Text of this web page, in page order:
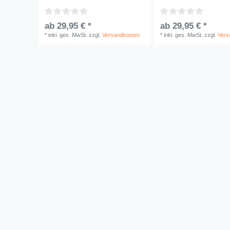
ab 29,95 € *
* inkl. ges. MwSt. zzgl. Versandkosten
ab 29,95 € *
* inkl. ges. MwSt. zzgl.